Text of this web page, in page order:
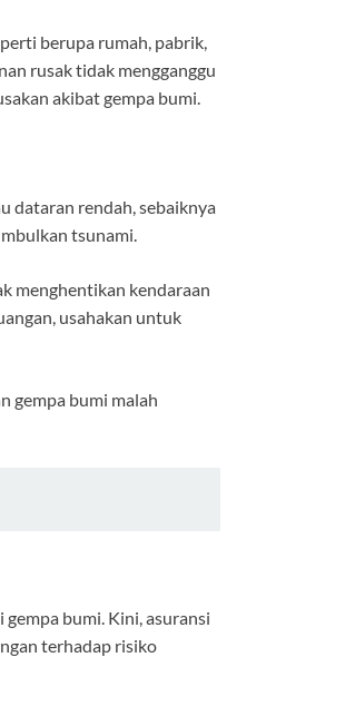
berupa rumah, pabrik,
rusak tidak mengganggu
akibat gempa bumi.
dataran rendah, sebaiknya
tsunami.
menghentikan kendaraan
usahakan untuk
gempa bumi malah
bumi. Kini, asuransi
terhadap risiko